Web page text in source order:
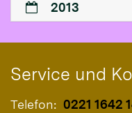
2013
Service und
Telefon: 0221 1642